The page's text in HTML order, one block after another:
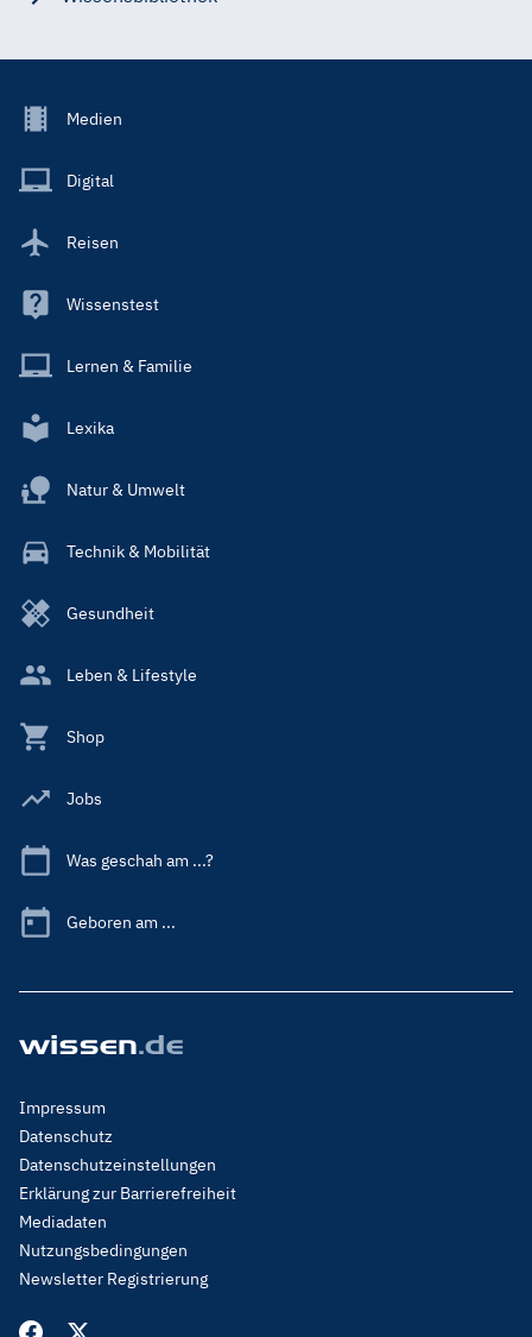
Footer
Main
Medien
Digital
Reisen
Wissenstest
Lernen & Familie
Lexika
Natur & Umwelt
Technik & Mobilität
Gesundheit
Leben & Lifestyle
Shop
Jobs
Was geschah am ...?
Geboren am ...
Footer
Menu
Legal
Impressum
Datenschutz
Datenschutzeinstellungen
Erklärung zur Barrierefreiheit
Mediadaten
Nutzungsbedingungen
Newsletter Registrierung